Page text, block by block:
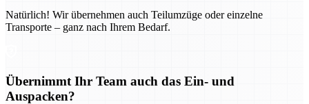
Natürlich! Wir übernehmen auch Teilumzüge oder einzelne
Transporte – ganz nach Ihrem Bedarf.
Übernimmt Ihr Team auch das Ein- und
Auspacken?